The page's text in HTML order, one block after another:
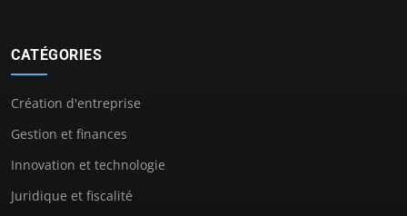
CATÉGORIES
Création d'entreprise
Gestion et finances
Innovation et technologie
Juridique et fiscalité